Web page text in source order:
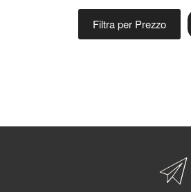
Filtra per Prezzo